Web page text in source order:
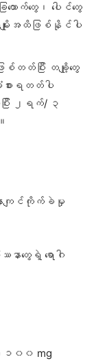
ထောက်တွေ၊ ပေါင်တွေ
ျိုးအထိဖြစ်နိုင်ပါ
စ်တတ်ပြီး တချို့တွေ
ားရတတ်ပါ
း ၂ရက်/ ၃
နာကျင်ကိုက်ခဲမှု
ာတွေရဲ့ ရောဂါ
၁၀၀ mg